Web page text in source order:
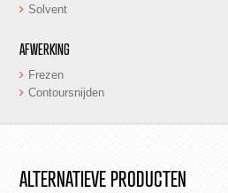
Solvent
AFWERKING
Frezen
Contoursnijden
ALTERNATIEVE PRODUCTEN